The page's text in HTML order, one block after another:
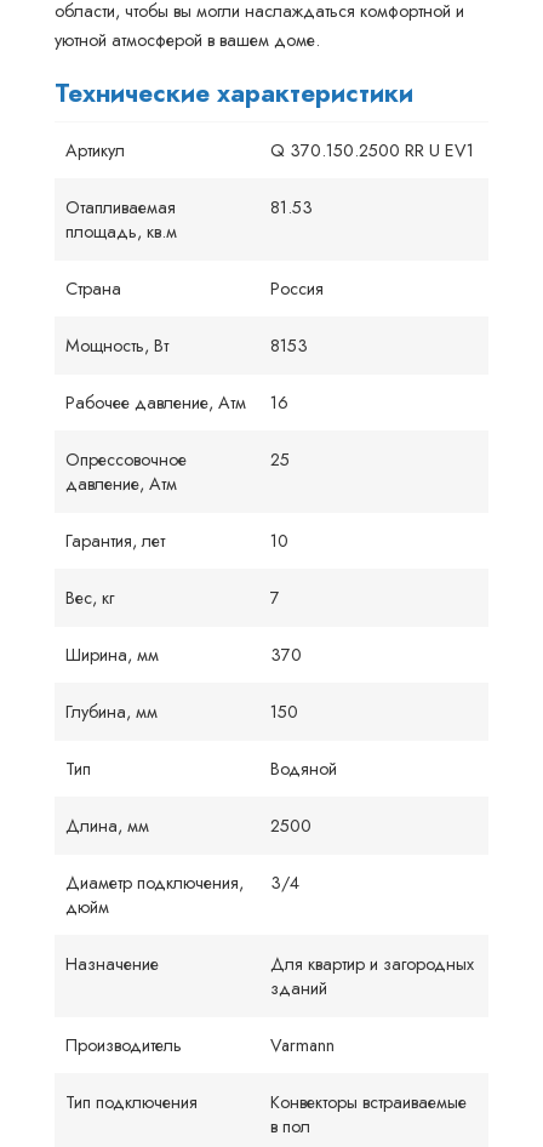
области, чтобы вы могли наслаждаться комфортной и
уютной атмосферой в вашем доме.
Технические характеристики
Артикул Q 370.150.2500 RR U EV1
Отапливаемая
площадь, кв.м
81.53
Страна Россия
Мощность, Вт 8153
Рабочее давление, Атм 16
Опрессовочное
давление, Атм
25
Гарантия, лет 10
Вес, кг 7
Ширина, мм 370
Глубина, мм 150
Тип Водяной
Длина, мм 2500
Диаметр подключения,
дюйм
3/4
Назначение
Для квартир и загородных
зданий
Производитель Varmann
Тип подключения
Конвекторы встраиваемые
в пол